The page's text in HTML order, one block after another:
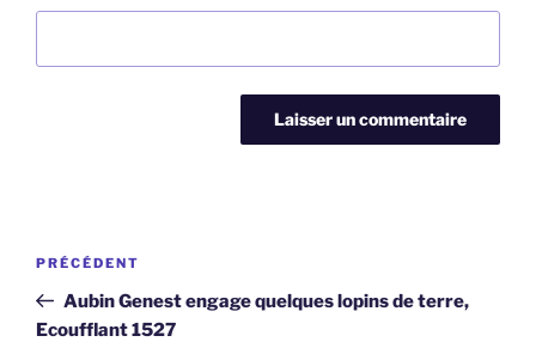
Navigation
l’article
Article
précédent
PRÉCÉDENT
Aubin Genest engage quelques lopins de terre,
Ecoufflant 1527